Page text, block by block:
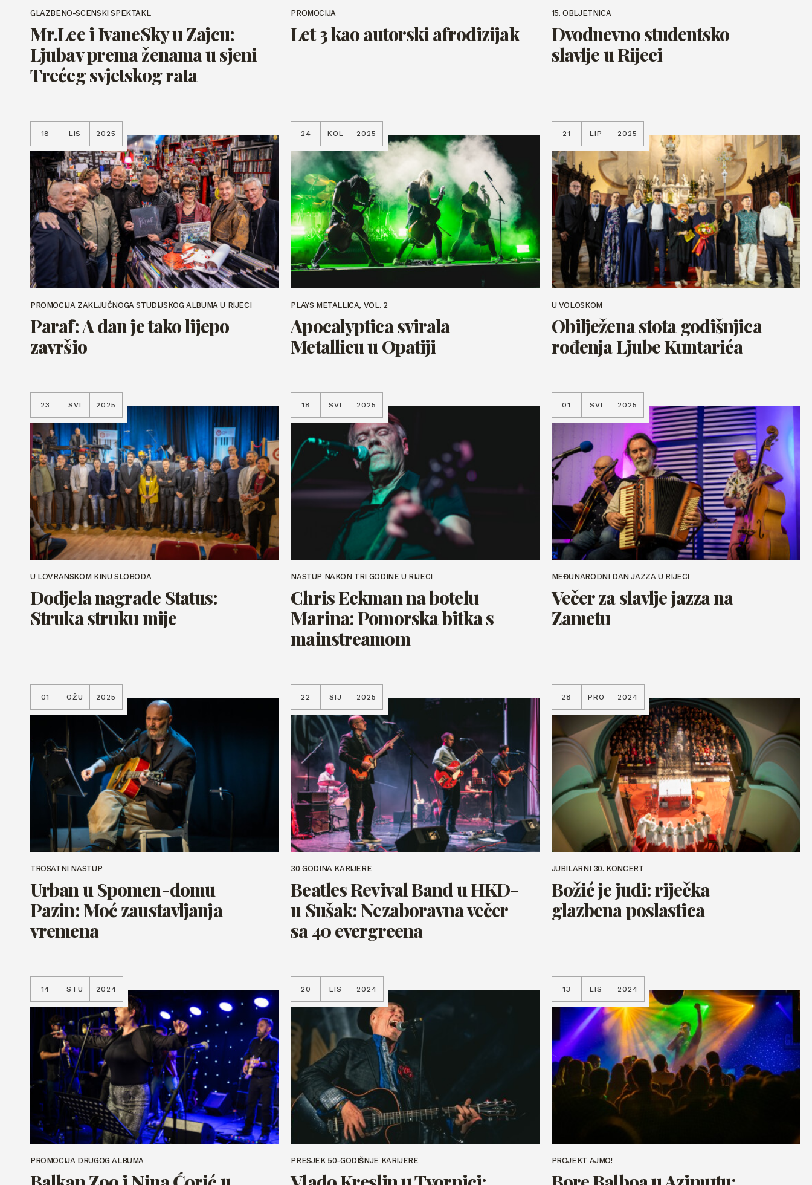
GLAZBENO-SCENSKI SPEKTAKL
Mr.Lee i IvaneSky u Zajcu:
Ljubav prema ženama u sjeni
Trećeg svjetskog rata
PROMOCIJA
Let 3 kao autorski afrodizijak
15. OBLJETNICA
Dvodnevno studentsko
slavlje u Rijeci
18 LIS 2025
PROMOCIJA ZAKLJUČNOGA STUDIJSKOG ALBUMA U RIJECI
Paraf: A dan je tako lijepo
završio
24 KOL 2025
PLAYS METALLICA, VOL. 2
Apocalyptica svirala
Metallicu u Opatiji
21 LIP 2025
U VOLOSKOM
Obilježena stota godišnjica
rođenja Ljube Kuntarića
23 SVI 2025
U LOVRANSKOM KINU SLOBODA
Dodjela nagrade Status:
Struka struku mije
18 SVI 2025
NASTUP NAKON TRI GODINE U RIJECI
Chris Eckman na botelu
Marina: Pomorska bitka s
mainstreamom
01 SVI 2025
MEĐUNARODNI DAN JAZZA U RIJECI
Večer za slavlje jazza na
Zametu
01 OŽU 2025
TROSATNI NASTUP
Urban u Spomen-domu
Pazin: Moć zaustavljanja
vremena
22 SIJ 2025
30 GODINA KARIJERE
Beatles Revival Band u HKD-
u Sušak: Nezaboravna večer
sa 40 evergreena
28 PRO 2024
JUBILARNI 30. KONCERT
Božić je judi: riječka
glazbena poslastica
14 STU 2024
PROMOCIJA DRUGOG ALBUMA
20 LIS 2024
PRESJEK 50-GODIŠNJE KARIJERE
13 LIS 2024
PROJEKT AJMO!